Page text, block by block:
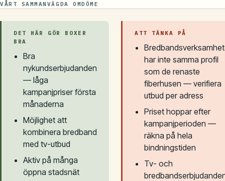
VÅRT SAMMANVÄGDA OMDÖME
DET HÄR GÖR BOXER
BRA
Bra
nykundserbjudanden
— låga
kampanjpriser första
månaderna
Möjlighet att
kombinera bredband
med tv-utbud
Aktiv på många
öppna stadsnät
ATT TÄNKA PÅ
har inte samma profil
som de renaste
fiberhusen — verifiera
utbud per adress
Priset hoppar efter
kampanjperioden —
räkna på hela
bindningstiden
Tv- och